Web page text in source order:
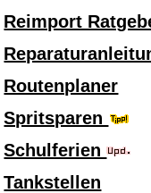
Reimport
Routenplaner
Spritsparen
Schulferien
Tankstellen